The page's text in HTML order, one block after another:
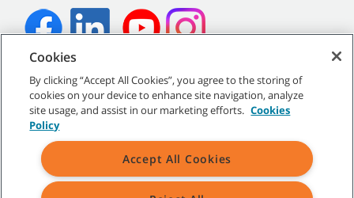
©2026Tennant Company. Todos os direitos reservados.
Mapa do site
Termos de
venda
Cookies
By clicking “Accept All Cookies”, you agree to the storing of
cookies on your device to enhance site navigation, analyze
site usage, and assist in our marketing efforts. Cookies
Policy
Accept All Cookies